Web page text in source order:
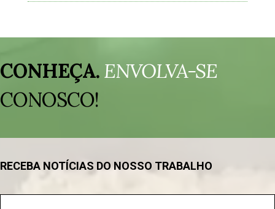
de
vídeo
CONHEÇA.ENVOLVA-SE
CONOSCO!
RECEBA NOTÍCIAS DO NOSSO TRABALHO